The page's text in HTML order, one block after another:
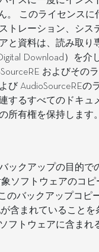
。 このライセンスに
トレーション、シス
と資料は、読み取り
Download）を介
およびその
び AudioSourceREの
するすべてのドキュ
所有権を保持します。
ックアップの目的で
ソフトウェアのコピ
のバックアップコピ
含まれていることを
フトウェアに含まれ